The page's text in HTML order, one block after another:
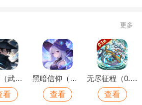
更多
极武尊（武林论剑）
看
黑暗信仰（魔法远征）
查看
无尽征程（0.1折每天送6480代金卷）
查看